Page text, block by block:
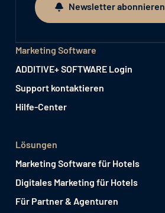
Newsletter abonnieren
Newsletter abonnieren
Marketing Software
ADDITIVE+ SOFTWARE Login
Support kontaktieren
Hilfe-Center
Lösungen
Marketing Software für Hotels
Digitales Marketing für Hotels
Für Partner & Agenturen